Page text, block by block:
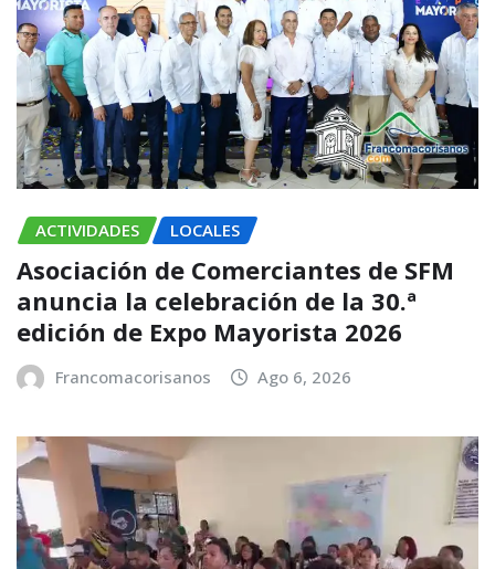
ACTIVIDADES LOCALES
Asociación de Comerciantes de SFM
anuncia la celebración de la 30.ª
edición de Expo Mayorista 2026
Francomacorisanos Ago 6, 2026